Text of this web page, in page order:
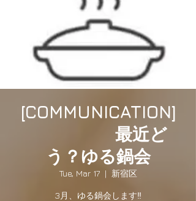
[COMMUNICATION]
最近ど
う？ゆる鍋会
Tue, Mar 17
  |
新宿区
3月、ゆる鍋会します‼︎